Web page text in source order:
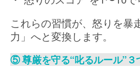
これらの習慣が、怒りを暴
力」へと変換します。
⑤ 尊厳を守る“叱るルール”３